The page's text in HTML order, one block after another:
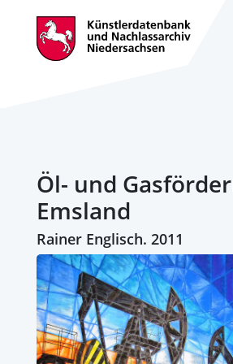
Öl- und
Emsland
Rainer Englisch. 2011